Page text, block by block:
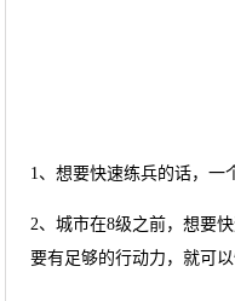
1、想要快速练兵的话，一
2、城市在8级之前，想要
要有足够的行动力，就可以